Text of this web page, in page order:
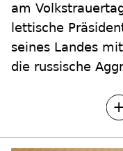
lettische
seines Landes
die russische